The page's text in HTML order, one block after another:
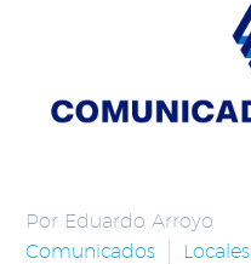
Por Eduardo Arroyo
Comunicados
Locales